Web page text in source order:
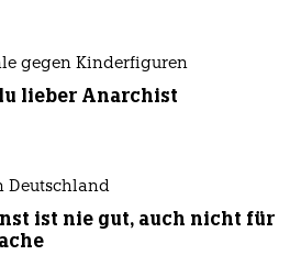
gegen Kinderfiguren
lieber Anarchist
Deutschland
ist nie gut, auch nicht für